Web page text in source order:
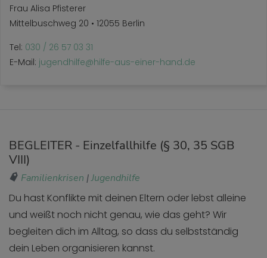
Frau Alisa Pfisterer
Mittelbuschweg 20 • 12055 Berlin
Tel: 030 / 26 57 03 31
E-Mail: jugendhilfe@hilfe-aus-einer-hand.de
BEGLEITER - Einzelfallhilfe (§ 30, 35 SGB
VIII)
Familienkrisen |Jugendhilfe
Du hast Konflikte mit deinen Eltern oder lebst alleine
und weißt noch nicht genau, wie das geht? Wir
begleiten dich im Alltag, so dass du selbstständig
dein Leben organisieren kannst.